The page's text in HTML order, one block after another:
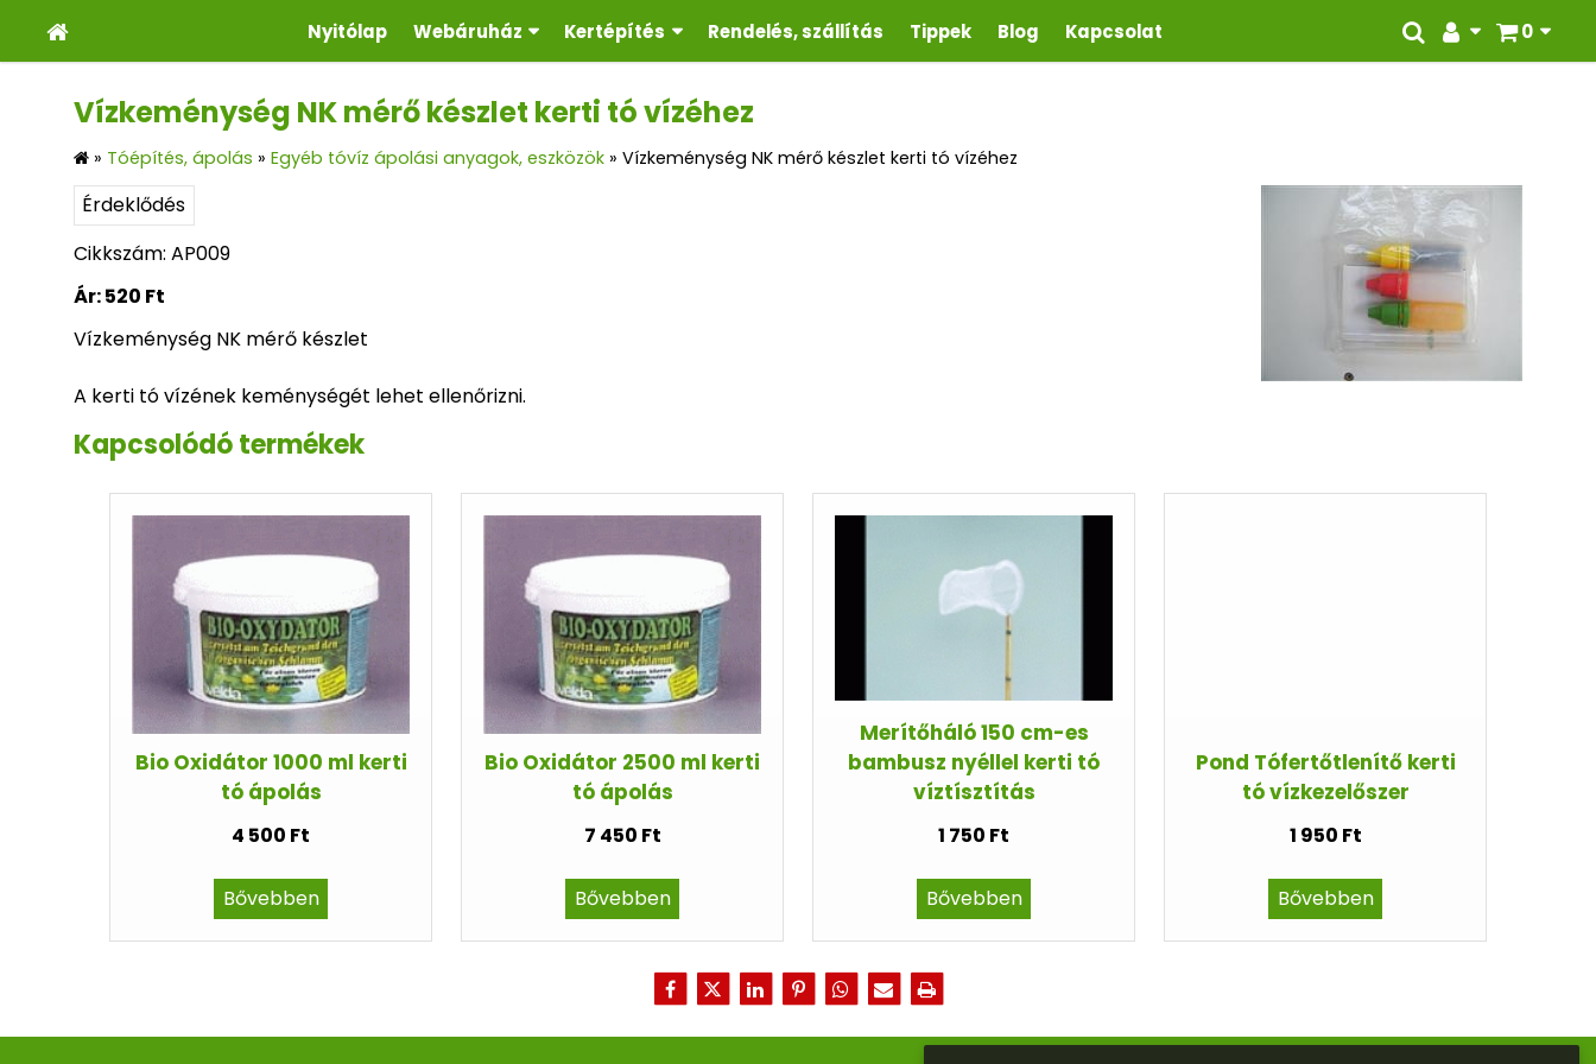
0
Nyitólap Webáruház Kertépítés Rendelés, szállítás Tippek Blog Kapcsolat
Vízkeménység NK mérő készlet kerti tó vízéhez
» Tóépítés, ápolás » Egyéb tóvíz ápolási anyagok, eszközök » Vízkeménység NK mérő készlet kerti tó vízéhez
Érdeklődés
Cikkszám: AP009
Ár:520 Ft
Vízkeménység NK mérő készlet
A kerti tó vízének keménységét lehet ellenőrizni.
Kapcsolódó termékek
Bio Oxidátor 1000 ml kerti
tó ápolás
4 500 Ft
Bővebben
Bio Oxidátor 2500 ml kerti
tó ápolás
7 450 Ft
Bővebben
Merítőháló 150 cm-es
bambusz nyéllel kerti tó
víztísztítás
1 750 Ft
Bővebben
Pond Tófertőtlenítő kerti
tó vízkezelőszer
1 950 Ft
Bővebben